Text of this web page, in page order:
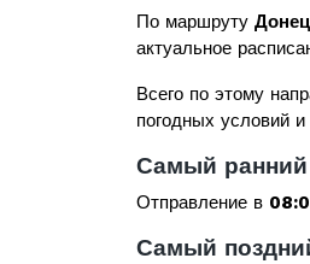
По маршруту
актуальное
Всего по этому
погодных условий
Самый ранний
Отправление в
Самый